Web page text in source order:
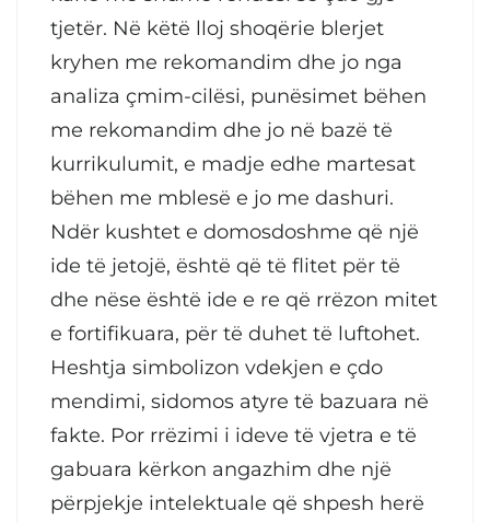
tjetër. Në këtë lloj shoqërie blerjet
kryhen me rekomandim dhe jo nga
analiza çmim-cilësi, punësimet bëhen
me rekomandim dhe jo në bazë të
kurrikulumit, e madje edhe martesat
bëhen me mblesë e jo me dashuri.
Ndër kushtet e domosdoshme që një
ide të jetojë, është që të flitet për të
dhe nëse është ide e re që rrëzon mitet
e fortifikuara, për të duhet të luftohet.
Heshtja simbolizon vdekjen e çdo
mendimi, sidomos atyre të bazuara në
fakte. Por rrëzimi i ideve të vjetra e të
gabuara kërkon angazhim dhe një
përpjekje intelektuale që shpesh herë